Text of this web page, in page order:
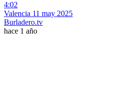
4:02
Valencia 11 may 2025
Burladero.tv
hace 1 año